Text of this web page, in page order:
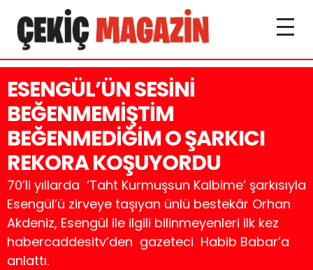
ESENGÜL’ÜN SESİNİ
BEĞENMEMİŞTİM
BEĞENMEDİĞİM O ŞARKICI
REKORA KOŞUYORDU
70’li yıllarda ‘Taht Kurmuşsun Kalbime’ şarkısıyla
Esengül’ü zirveye taşıyan ünlü bestekâr Orhan
Akdeniz, Esengül ile ilgili bilinmeyenleri ilk kez
habercaddesitv’den gazeteci Habib Babar’a
anlattı.